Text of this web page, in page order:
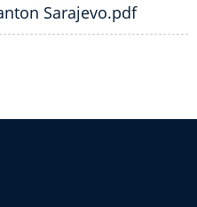
Sarajevo.pdf